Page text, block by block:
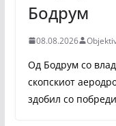
Бодрум
08.08.2026
Од Бодрум со
скопскиот
здобил со